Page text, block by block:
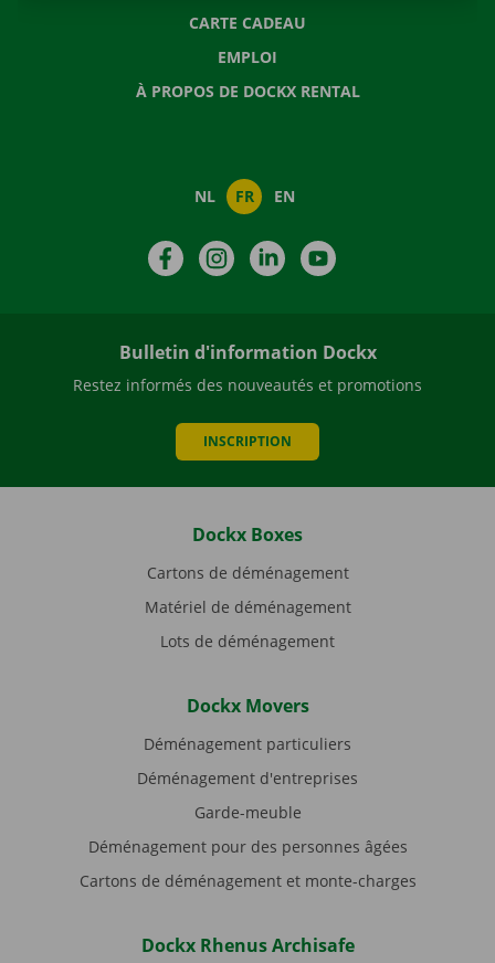
CARTE CADEAU
EMPLOI
À PROPOS DE DOCKX RENTAL
NL FR EN
FacebookInstagramLinkedIn
Bulletin d'information Dockx
Restez informés des nouveautés et promotions
INSCRIPTION
Dockx Boxes
Cartons de déménagement
Matériel de déménagement
Lots de déménagement
Dockx Movers
Déménagement particuliers
Déménagement d'entreprises
Garde-meuble
Déménagement pour des personnes âgées
Cartons de déménagement et monte-charges
Dockx Rhenus Archisafe